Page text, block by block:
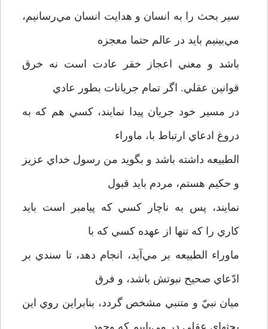
سير بحث را به انسان و هدايت انسان مي‌رسانيم،
مي‌بينيم بايد در عالم حتما معجزه
باشد و معني اعجاز خقر عادت است نه خرق
قوانين عقلي. اگر تمام جريانات بطور عادي
در مسير خود جريان پيدا نمايند، کسي هم که به
دروغ ادعاي ارتباط با، ماوراء
الطبيعه داشته باشد و بگويد من رسول خداي عزيز
و حکيم هستم، مردم بايد قبول
نمايند، پس به ناچار کسي که پيامبر است بايد
کاري را که تنها از عهده کسي که با
ماوراء الطبيعه بر مي‌آيد، انجام دهد، تا سندي بر
ادّعاي صحيح نبوتش باشد، و فرق
ميان نبيّ و متنبي مشخص گردد، بنابراين روي اين